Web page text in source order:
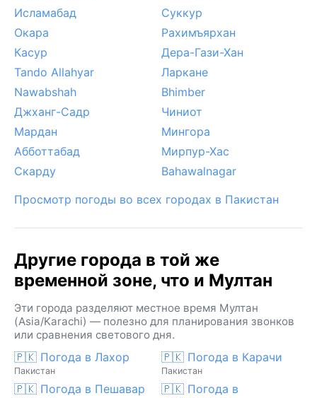
достопримечательность Мултана — это само
солнце, безжалостное большую часть года.
Исламабад
Суккур
Окара
Рахимъярхан
Касур
Дера-Гази-Хан
Tando Allahyar
Ларкане
Nawabshah
Bhimber
Джханг-Садр
Чиниот
Мардан
Мингора
Абботтабад
Мирпур-Хас
Скарду
Bahawalnagar
Просмотр погоды во всех городах в Пакистан
Другие города в той же
временной зоне, что и Мултан
Эти города разделяют местное время Мултан
(Asia/Karachi) — полезно для планирования звонков
или сравнения светового дня.
🇵🇰 Погода в Лахор
Пакистан
🇵🇰 Погода в Карачи
Пакистан
🇵🇰 Погода в Пешавар
🇵🇰 Погода в